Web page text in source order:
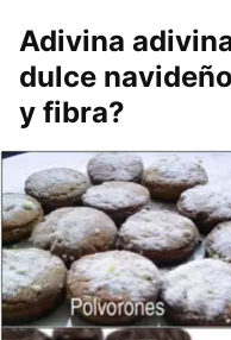
Adivina
dulce
y fibra?